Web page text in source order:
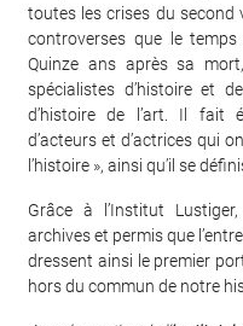
toutes les crises du second
controverses que le
Quinze ans après sa
spécialistes d’histoire et
d’histoire de l’art. Il fait
d’acteurs et d’actrices qui
l’histoire », ainsi qu’il se
Grâce à l’Institut
archives et permis que
dressent ainsi le premier
hors du commun de notre